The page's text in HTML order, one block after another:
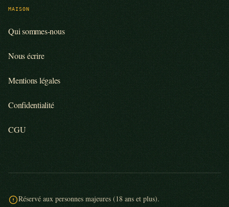
MAISON
Qui sommes-nous
Nous écrire
Mentions légales
Confidentialité
CGU
Réservé aux personnes majeures (18 ans et plus).